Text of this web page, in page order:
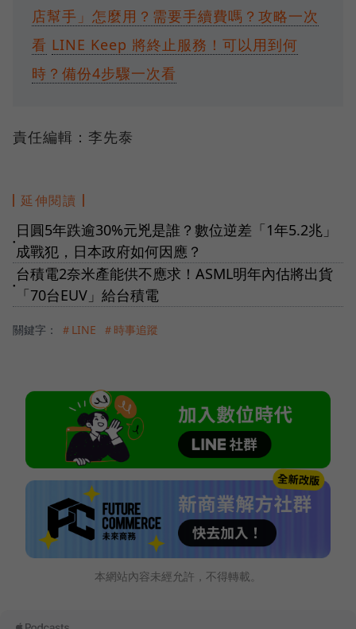
店幫手」怎麼用？需要手續費嗎？攻略一次
看 LINE Keep 將終止服務！可以用到何
時？備份4步驟一次看
責任編輯：李先泰
延伸閱讀
●
日圓5年跌逾30%元兇是誰？數位逆差「1年5.2兆」
成戰犯，日本政府如何因應？
●
台積電2奈米產能供不應求！ASML明年內估將出貨
「70台EUV」給台積電
關鍵字： ＃LINE ＃時事追蹤
本網站內容未經允許，不得轉載。